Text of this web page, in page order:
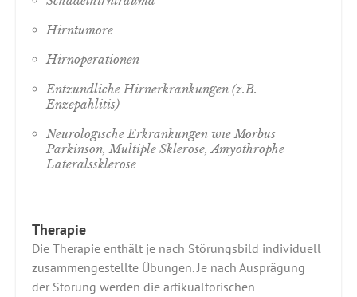
Hirntumore
Hirnoperationen
Entzündliche Hirnerkrankungen (z.B.
Enzepahlitis)
Neurologische Erkrankungen wie Morbus
Parkinson, Multiple Sklerose, Amyothrophe
Lateralssklerose
Therapie
Die Therapie enthält je nach Störungsbild individuell
zusammengestellte Übungen. Je nach Ausprägung
der Störung werden die artikualtorischen